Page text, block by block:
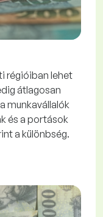
régióiban lehet
átlagosan
munkavállalók
és a portások
a különbség.